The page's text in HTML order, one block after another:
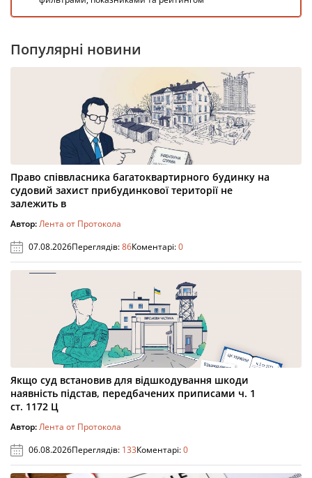
Популярні новини
Право співвласника багатоквартирного будинку на
судовий захист прибудинкової території не
залежить в
Автор:Лента от Протокола
07.08.2026Переглядів:86Коментарі:0
Якщо суд встановив для відшкодування шкоди
наявність підстав, передбачених приписами ч. 1
ст. 1172 Ц
Автор:Лента от Протокола
06.08.2026Переглядів: 133Коментарі:0